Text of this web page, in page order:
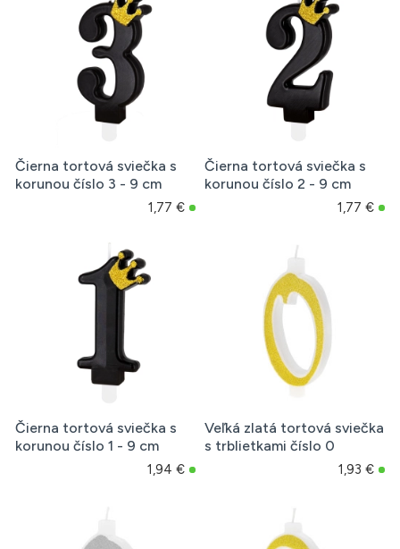
Čierna tortová sviečka s
korunou číslo 3 - 9 cm
1,77 €
Čierna tortová sviečka s
korunou číslo 2 - 9 cm
1,77 €
Čierna tortová sviečka s
korunou číslo 1 - 9 cm
1,94 €
Veľká zlatá tortová sviečka
s trblietkami číslo 0
1,93 €